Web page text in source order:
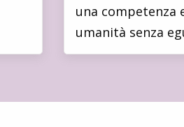
una competenza
umanità senza